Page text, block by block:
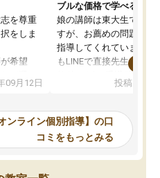
を尊重
をしま
希望
ど選ぶ
良いか
きま
方で決
09月12日
ブルな価格で学べる
娘の講師は東大生では無
すが、お薦めの問題集や
指導してくれています。
もLINEで直接先生に質問
めれるので、個人に合
いなのがあり(有料)、受
ことをどんなスケジュー
くか相談したのですが、
ち期待したものではなく
投稿日：
ンライン個別指導】の口
コミをもっとみる